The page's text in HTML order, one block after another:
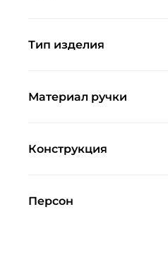
Тип изделия
Материал ручки
Конструкция
Персон